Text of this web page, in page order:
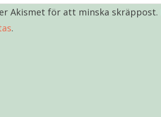
Akismet för att minska skräppost.
.